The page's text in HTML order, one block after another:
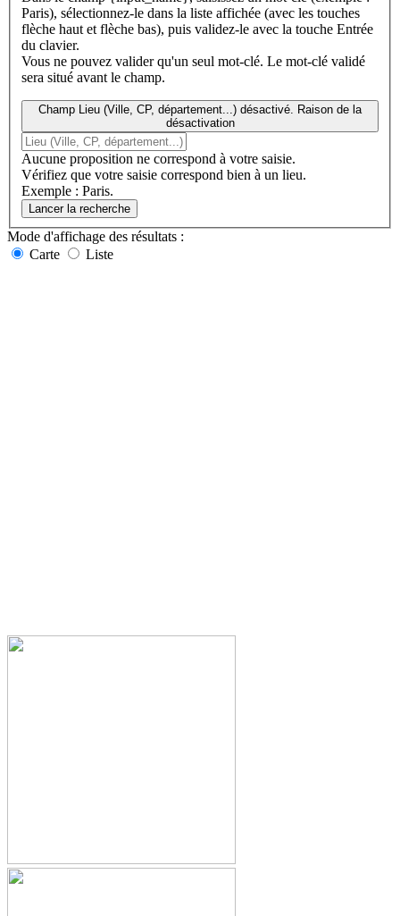
Paris), sélectionnez-le dans la liste affichée (avec les touches
flèche haut et flèche bas), puis validez-le avec la touche Entrée
du clavier.
Vous ne pouvez valider qu'un seul mot-clé. Le mot-clé validé
sera situé avant le champ.
Champ Lieu (Ville, CP, département...) désactivé. Raison de la
désactivation
Aucune proposition ne correspond à votre saisie.
Vérifiez que votre saisie correspond bien à un lieu.
Exemple : Paris.
Lancer la recherche
Mode d'affichage des résultats :
Carte
Liste